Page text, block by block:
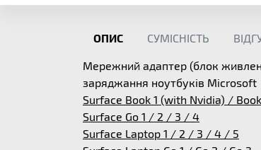
ОПИС СУМІСНІСТЬ
Мережний адаптер (блок
заряджання ноутбуків Microsoft
Surface Book 1 (with Nvidia) /
Surface Go 1 / 2 / 3 / 4
Surface Laptop 1 / 2 / 3 / 4 / 5